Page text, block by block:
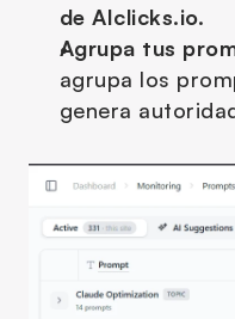
de AIclicks.io.
Agrupa tus
agrupa los
genera